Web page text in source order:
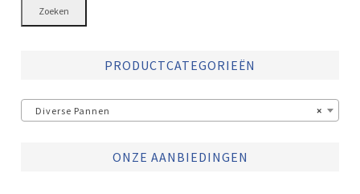
Zoeken
PRODUCTCATEGORIEËN
×
Diverse Pannen
ONZE AANBIEDINGEN